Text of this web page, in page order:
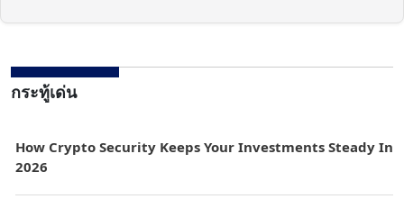
กระทู้เด่น
How Crypto Security Keeps Your Investments Steady In
2026